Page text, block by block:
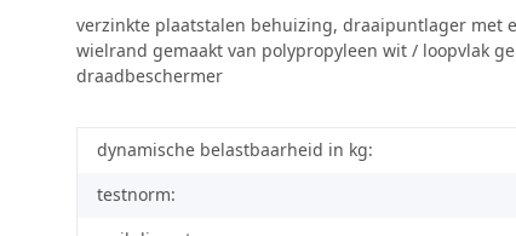
verzinkte plaatstalen behuizing, draaipuntlager met
wielrand gemaakt van polypropyleen wit / loopvlak
draadbeschermer
dynamische belastbaarheid in kg:
testnorm: